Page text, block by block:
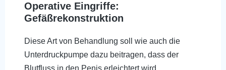
Operative Eingriffe:
Gefäßrekonstruktion
Diese Art von Behandlung soll wie auch die
Unterdruckpumpe dazu beitragen, dass der
Blutfluss in den Penis erleichtert wird.